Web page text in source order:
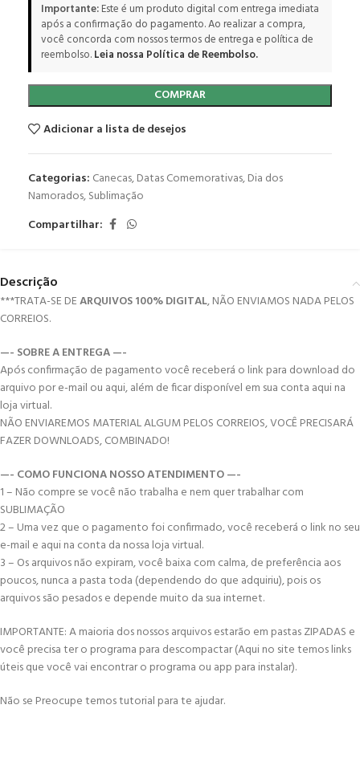
Importante:Este é um produto digital com entrega imediata
após a confirmação do pagamento. Ao realizar a compra,
você concorda com nossos termos de entrega e política de
reembolso.Leia nossa Política de Reembolso.
COMPRAR
Adicionar a lista de desejos
Categorias: Canecas,Datas Comemorativas,Dia dos
Namorados,Sublimação
Compartilhar:
Descrição
***TRATA-SE DEARQUIVOS 100% DIGITAL, NÃO ENVIAMOS NADA PELOS
CORREIOS.
—- SOBRE A ENTREGA —-
Após confirmação de pagamento você receberá o link para download do
arquivo por e-mail ou aqui, além de ficar disponível em sua conta aqui na
loja virtual.
NÃO ENVIAREMOS MATERIAL ALGUM PELOS CORREIOS, VOCÊ PRECISARÁ
FAZER DOWNLOADS, COMBINADO!
—- COMO FUNCIONA NOSSO ATENDIMENTO —-
1 – Não compre se você não trabalha e nem quer trabalhar com
SUBLIMAÇÃO
2 – Uma vez que o pagamento foi confirmado, você receberá o link no seu
e-mail e aqui na conta da nossa loja virtual.
3 – Os arquivos não expiram, você baixa com calma, de preferência aos
poucos, nunca a pasta toda (dependendo do que adquiriu), pois os
arquivos são pesados e depende muito da sua internet.
IMPORTANTE: A maioria dos nossos arquivos estarão em pastas ZIPADAS e
você precisa ter o programa para descompactar (Aqui no site temos links
úteis que você vai encontrar o programa ou app para instalar).
Não se Preocupe temos tutorial para te ajudar.